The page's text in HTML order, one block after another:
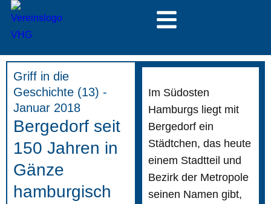
Griff in die
Geschichte (13) -
Januar 2018
Bergedorf seit
150 Jahren in
Gänze
hamburgisch
Im Südosten
Hamburgs liegt mit
Bergedorf ein
Städtchen, das heute
einem Stadtteil und
Bezirk der Metropole
seinen Namen gibt,